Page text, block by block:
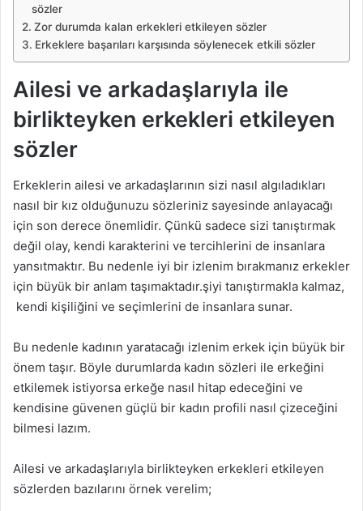
sözler
Zor durumda kalan erkekleri etkileyen sözler
Erkeklere başarıları karşısında söylenecek etkili sözler
Ailesi ve arkadaşlarıyla ile
birlikteyken erkekleri etkileyen
sözler
Erkeklerin ailesi ve arkadaşlarının sizi nasıl algıladıkları
nasıl bir kız olduğunuzu sözleriniz sayesinde anlayacağı
için son derece önemlidir. Çünkü sadece sizi tanıştırmak
değil olay, kendi karakterini ve tercihlerini de insanlara
yansıtmaktır. Bu nedenle iyi bir izlenim bırakmanız erkekler
için büyük bir anlam taşımaktadır.şiyi tanıştırmakla kalmaz,
kendi kişiliğini ve seçimlerini de insanlara sunar.
Bu nedenle kadının yaratacağı izlenim erkek için büyük bir
önem taşır. Böyle durumlarda kadın sözleri ile erkeğini
etkilemek istiyorsa erkeğe nasıl hitap edeceğini ve
kendisine güvenen güçlü bir kadın profili nasıl çizeceğini
bilmesi lazım.
Ailesi ve arkadaşlarıyla birlikteyken erkekleri etkileyen
sözlerden bazılarını örnek verelim;